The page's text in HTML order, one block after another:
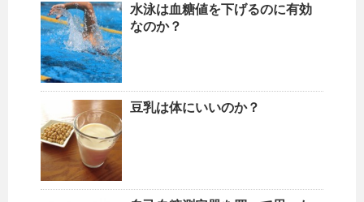
水泳は血糖値を下げるのに有効
なのか？
豆乳は体にいいのか？